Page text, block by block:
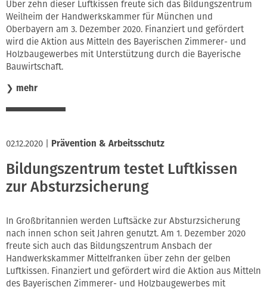
Über zehn dieser Luftkissen freute sich das Bildungszentrum
Weilheim der Handwerkskammer für München und
Oberbayern am 3. Dezember 2020. Finanziert und gefördert
wird die Aktion aus Mitteln des Bayerischen Zimmerer- und
Holzbaugewerbes mit Unterstützung durch die Bayerische
Bauwirtschaft.
❯ mehr
02.12.2020 Prävention & Arbeitsschutz
Bildungszentrum testet Luftkissen
zur Absturzsicherung
In Großbritannien werden Luftsäcke zur Absturzsicherung
nach innen schon seit Jahren genutzt. Am 1. Dezember 2020
freute sich auch das Bildungszentrum Ansbach der
Handwerkskammer Mittelfranken über zehn der gelben
Luftkissen. Finanziert und gefördert wird die Aktion aus Mitteln
des Bayerischen Zimmerer- und Holzbaugewerbes mit